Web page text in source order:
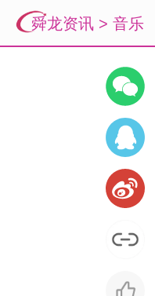
舜龙资讯 > 音乐